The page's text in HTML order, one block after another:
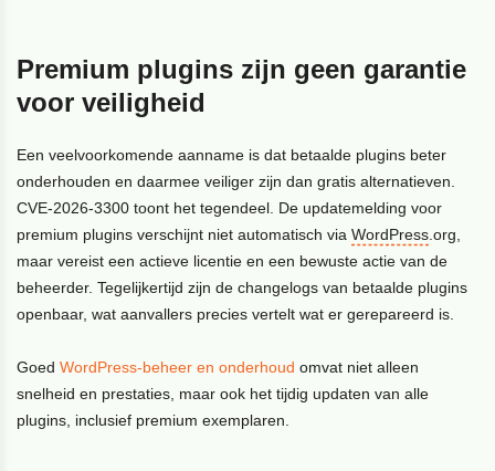
Premium plugins zijn geen garantie
voor veiligheid
Een veelvoorkomende aanname is dat betaalde plugins beter
onderhouden en daarmee veiliger zijn dan gratis alternatieven.
CVE-2026-3300 toont het tegendeel. De updatemelding voor
premium plugins verschijnt niet automatisch viaWordPress.org,
maar vereist een actieve licentie en een bewuste actie van de
beheerder. Tegelijkertijd zijn de changelogs van betaalde plugins
openbaar, wat aanvallers precies vertelt wat er gerepareerd is.
GoedWordPress-beheer en onderhoud omvat niet alleen
snelheid en prestaties, maar ook het tijdig updaten van alle
plugins, inclusief premium exemplaren.